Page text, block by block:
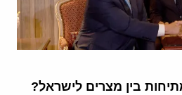
בין מצרים לישראל?